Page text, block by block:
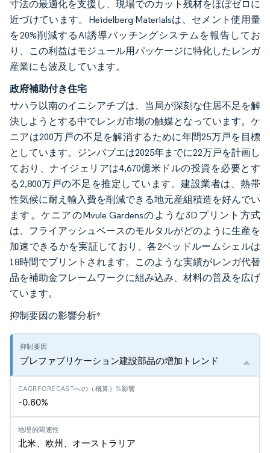
寸法の最適化を支援し、現場でのカット残材をほぼゼロに
近づけています。Heidelberg Materialsは、セメント使用量
を20%削減するAI誘導バッチングシステムを報告してお
り、この利益はモジュール用パッケージに特化したレンガ
産業にも波及しています。
政府補助付き住宅
サハラ以南のイニシアチブは、当局が深刻な住居不足を解
決しようとする中でレンガ市場の触媒となっています。ケ
ニアは200万戸の不足を解消するために年間25万戸を目標
としています。ジンバブエは2025年までに22万戸を計画し
ており、ナイジェリアは4,670億米ドルの投資を必要とす
る2,800万戸の不足を推定しています。建設業者は、熱帯
性気候に耐え輸入費を削減できる地元産組積造を好んでい
ます。ケニアのMvule Gardensのような3Dプリント方式
は、フライアッシュベースのモルタルがどのように生産を
加速できるかを実証しており、各2ベッドルームシェルは
18時間でプリントされます。このような実績がレンガ代替
品を補助金フレームワークに組み込み、材料の普及を広げ
ています。
抑制要因の影響分析*
プレファブリケーション建設部品の増加トレンド
-0.60%
北米、欧州、オーストラリア